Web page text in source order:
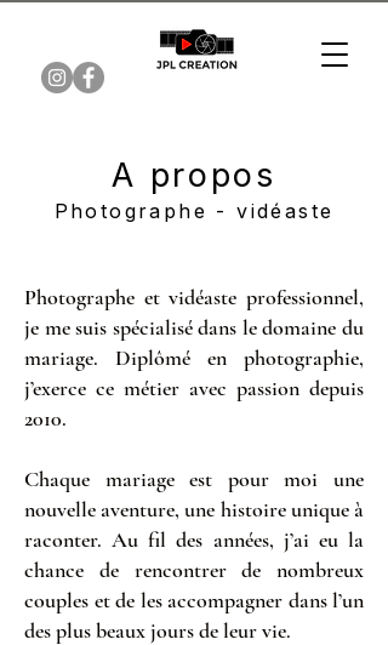
A propos
Photographe - vidéaste
Photographe et vidéaste professionnel,
je me suis spécialisé dans le domaine du
mariage. Diplômé en photographie,
j’exerce ce métier avec passion depuis
2010.
Chaque mariage est pour moi une
nouvelle aventure, une histoire unique à
raconter. Au fil des années, j’ai eu la
chance de rencontrer de nombreux
couples et de les accompagner dans l’un
des plus beaux jours de leur vie.